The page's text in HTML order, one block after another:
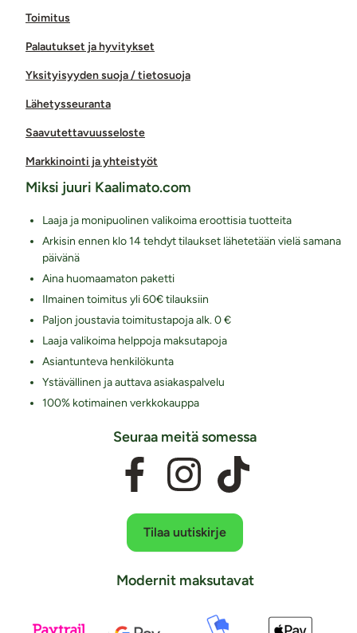
Toimitus
Palautukset ja hyvitykset
Yksityisyyden suoja / tietosuoja
Lähetysseuranta
Saavutettavuusseloste
Markkinointi ja yhteistyöt
Miksi juuri Kaalimato.com
Laaja ja monipuolinen valikoima eroottisia tuotteita
Arkisin ennen klo 14 tehdyt tilaukset lähetetään vielä samana
päivänä
Aina huomaamaton paketti
Ilmainen toimitus yli 60€ tilauksiin
Paljon joustavia toimitustapoja alk. 0 €
Laaja valikoima helppoja maksutapoja
Asiantunteva henkilökunta
Ystävällinen ja auttava asiakaspalvelu
100% kotimainen verkkokauppa
Seuraa meitä somessa
Tilaa uutiskirje
Modernit maksutavat